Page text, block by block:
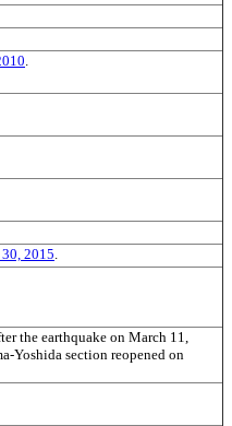
.
2015.
the earthquake on March 11,
Yoshida section reopened on